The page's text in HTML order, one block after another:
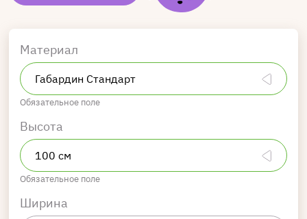
Материал
Обязательное поле
Высота
Обязательное поле
Ширина